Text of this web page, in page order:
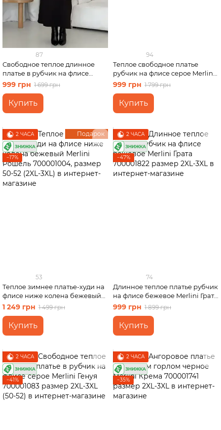
87
Свободное теплое длинное
платье в рубчик на флисе
черное Merlini Генуя 700001081
размер 2XL-3XL (50-52)
999 грн 1 699 грн
Купить
94
Теплое свободное платье
рубчик на флисе серое Merlini
Боза 700001803 размер 2XL-
999 грн 1 799 грн
Купить
Подарок
2 ЧАСА
−17%
53
Теплое зимнее платье-худи на
флисе ниже колена бежевый
Merlini Рошель 700001004,
размер 50-52 (2XL-3XL)
1 249 грн 1 499 грн
Купить
2 ЧАСА
−47%
74
Длинное теплое платье рубчик
на флисе бежевое Merlini Грата
700001822 размер 2XL-3XL
999 грн 1 899 грн
Купить
2 ЧАСА
−41%
2 ЧАСА
−35%